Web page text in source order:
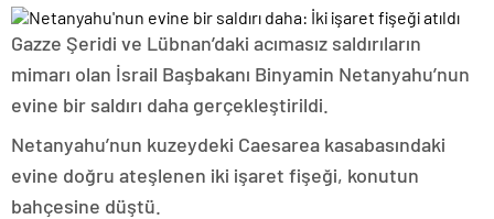
Gazze Şeridi ve Lübnan’daki acımasız saldırıların
mimarı olan İsrail Başbakanı Binyamin Netanyahu’nun
evine bir saldırı daha gerçekleştirildi.
Netanyahu’nun kuzeydeki Caesarea kasabasındaki
evine doğru ateşlenen iki işaret fişeği, konutun
bahçesine düştü.